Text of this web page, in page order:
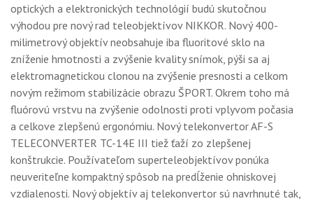
optických a elektronických technológií budú skutočnou
výhodou pre nový rad teleobjektívov NIKKOR. Nový 400-
milimetrový objektív neobsahuje iba fluoritové sklo na
zníženie hmotnosti a zvýšenie kvality snímok, pýši sa aj
elektromagnetickou clonou na zvýšenie presnosti a celkom
novým režimom stabilizácie obrazu ŠPORT. Okrem toho má
fluórovú vrstvu na zvýšenie odolnosti proti vplyvom počasia
a celkove zlepšenú ergonómiu. Nový telekonvertor AF-S
TELECONVERTER TC-14E III tiež ťaží zo zlepšenej
konštrukcie. Používateľom superteleobjektívov ponúka
neuveriteľne kompaktný spôsob na predĺženie ohniskovej
vzdialenosti. Nový objektív aj telekonvertor sú navrhnuté tak,